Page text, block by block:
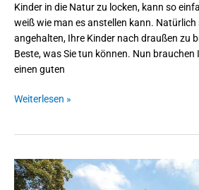
Kinder in die Natur zu locken, kann so
weiß wie man es anstellen kann. Natürlich
angehalten, Ihre Kinder nach draußen zu
Beste, was Sie tun können. Nun brauchen
einen guten
Weiterlesen »
weka
Kinderspielhaus